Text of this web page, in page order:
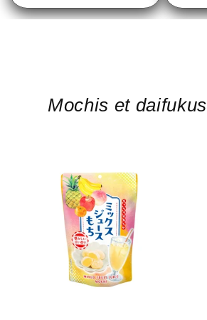
Mochis et daifukus